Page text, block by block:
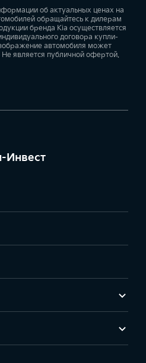
об актуальных ценах на
обращайтесь к дилерам
бренда Kia осуществляется
договора купли-
автомобиля может
Не является публичной офертой.
Инвест